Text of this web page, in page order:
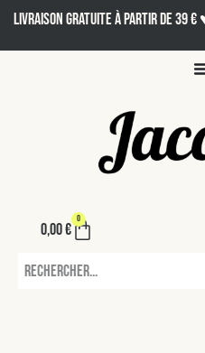
Aller
contenu
LIVRAISON GRATUITE À PARTIR
0,00€
0
Panier